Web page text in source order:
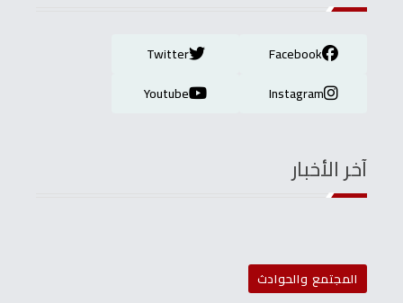
Facebook
Twitter
Instagram
Youtube
آخر الأخبار
المجتمع والحوادث